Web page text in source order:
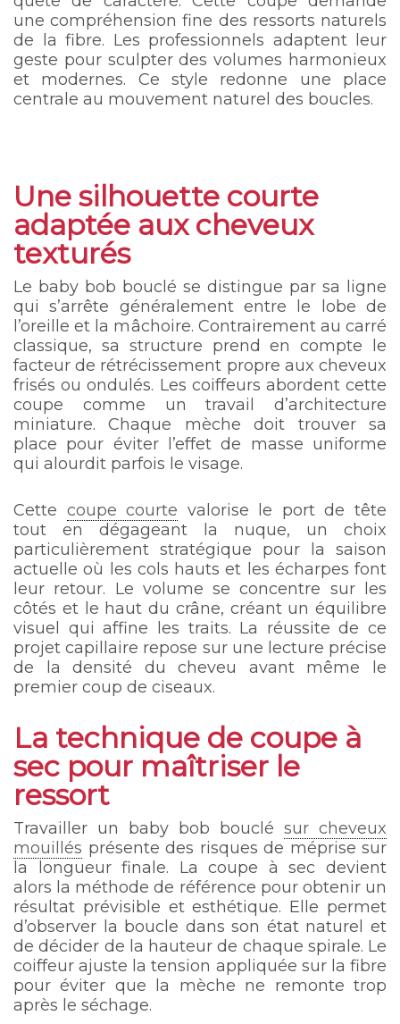
une compréhension fine des ressorts naturels
de la fibre. Les professionnels adaptent leur
geste pour sculpter des volumes harmonieux
et modernes. Ce style redonne une place
centrale au mouvement naturel des boucles.
Une silhouette courte
adaptée aux cheveux
texturés
Le baby bob bouclé se distingue par sa ligne
qui s’arrête généralement entre le lobe de
l’oreille et la mâchoire. Contrairement au carré
classique, sa structure prend en compte le
facteur de rétrécissement propre aux cheveux
frisés ou ondulés. Les coiffeurs abordent cette
coupe comme un travail d’architecture
miniature. Chaque mèche doit trouver sa
place pour éviter l’effet de masse uniforme
qui alourdit parfois le visage.
Cette coupe courte valorise le port de tête
tout en dégageant la nuque, un choix
particulièrement stratégique pour la saison
actuelle où les cols hauts et les écharpes font
leur retour. Le volume se concentre sur les
côtés et le haut du crâne, créant un équilibre
visuel qui affine les traits. La réussite de ce
projet capillaire repose sur une lecture précise
de la densité du cheveu avant même le
premier coup de ciseaux.
La technique de coupe à
sec pour maîtriser le
ressort
Travailler un baby bob bouclé sur cheveux
mouillés présente des risques de méprise sur
la longueur finale. La coupe à sec devient
alors la méthode de référence pour obtenir un
résultat prévisible et esthétique. Elle permet
d’observer la boucle dans son état naturel et
de décider de la hauteur de chaque spirale. Le
coiffeur ajuste la tension appliquée sur la fibre
pour éviter que la mèche ne remonte trop
après le séchage.